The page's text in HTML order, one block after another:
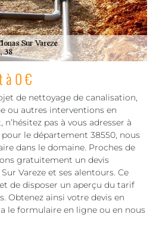
à 0 €
de nettoyage de canalisation,
ou autres interventions en
n’hésitez pas à vous adresser à
le département 38550, nous
dans le domaine. Proches de
gratuitement un devis
Vareze et ses alentours. Ce
de disposer un aperçu du tarif
Obtenez ainsi votre devis en
le formulaire en ligne ou en nous